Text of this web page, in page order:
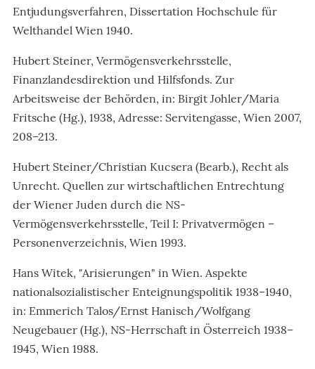
Entjudungsverfahren, Dissertation Hochschule für
Welthandel Wien 1940.
Hubert Steiner, Vermögensverkehrsstelle,
Finanzlandesdirektion und Hilfsfonds. Zur
Arbeitsweise der Behörden, in: Birgit Johler/Maria
Fritsche (Hg.), 1938, Adresse: Servitengasse, Wien 2007,
208–213.
Hubert Steiner/Christian Kucsera (Bearb.), Recht als
Unrecht. Quellen zur wirtschaftlichen Entrechtung
der Wiener Juden durch die NS-
Vermögensverkehrsstelle, Teil I: Privatvermögen –
Personenverzeichnis, Wien 1993.
Hans Witek, "Arisierungen" in Wien. Aspekte
nationalsozialistischer Enteignungspolitik 1938–1940,
in: Emmerich Talos/Ernst Hanisch/Wolfgang
Neugebauer (Hg.), NS-Herrschaft in Österreich 1938–
1945, Wien 1988.